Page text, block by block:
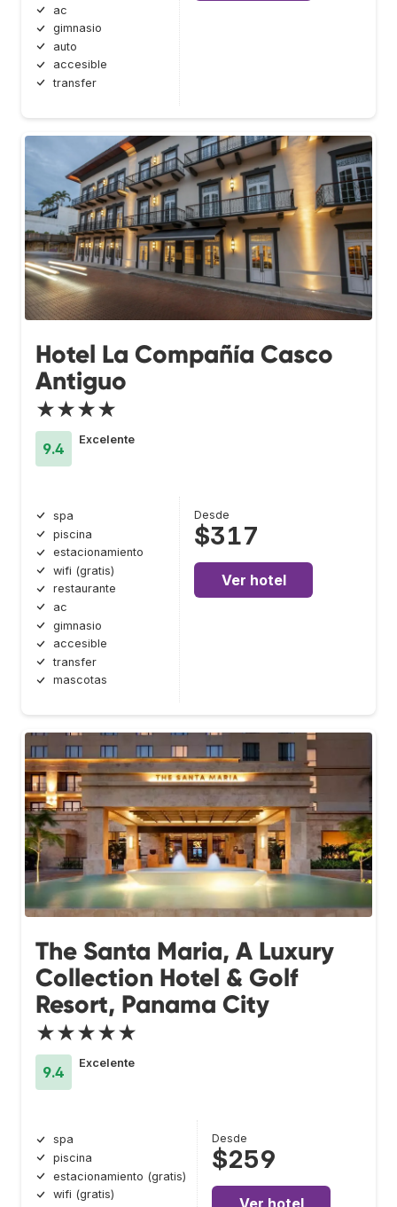
ac
gimnasio
auto
accesible
transfer
Hotel La Compañía Casco
Antiguo
★★★★
9.4
Excelente
spa
piscina
estacionamiento
wifi (gratis)
restaurante
ac
gimnasio
accesible
transfer
mascotas
Desde
$317
Ver hotel
The Santa Maria, A Luxury
Collection Hotel & Golf
Resort, Panama City
★★★★★
9.4
Excelente
spa
piscina
estacionamiento (gratis)
wifi (gratis)
Desde
$259